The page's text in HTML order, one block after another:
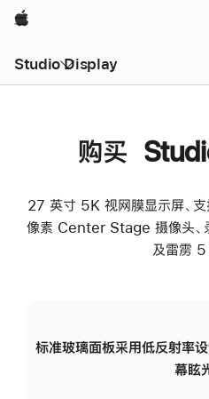
Apple
Studio Display
购买
27 英寸 5K 视网膜显示屏、
像素 Center Stage 摄像头、
及雷雳 5
标准玻璃面板采用低反射率
幕眩